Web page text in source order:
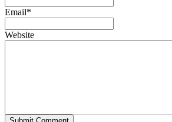
Email*
Website